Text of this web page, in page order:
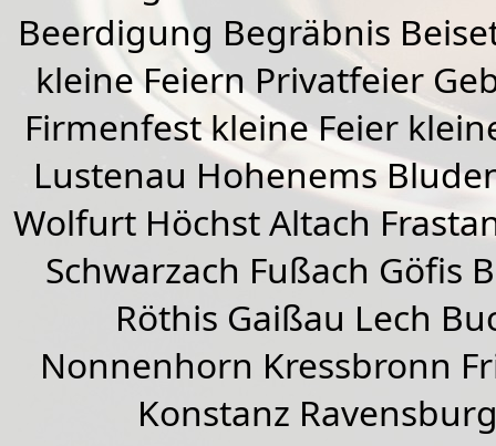
Beerdigung Begräbnis
kleine Feiern Privatfeier
Firmenfest kleine Feier
Lustenau Hohenems
Wolfurt HöchstAltach
Schwarzach Fußach Göfis
Röthis Gaißau Lech
Nonnenhorn Kressbronn
Konstanz